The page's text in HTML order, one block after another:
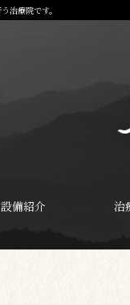
治療院です。
備紹介 治